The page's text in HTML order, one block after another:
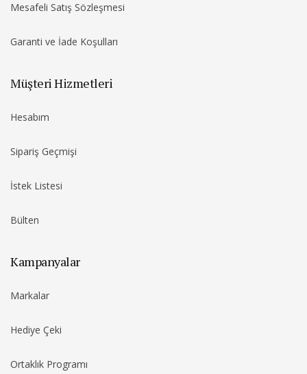
Mesafeli Satış Sözleşmesi
Garanti ve İade Koşulları
Müşteri Hizmetleri
Hesabım
Sipariş Geçmişi
İstek Listesi
Bülten
Kampanyalar
Markalar
Hediye Çeki
Ortaklık Programı